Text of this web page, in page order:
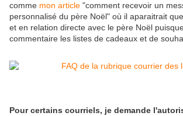
comme mon article "comment recevoir un
personnalisé du père Noël" où il aparaitrait
et en relation directe avec le père Noël
commentaire les listes de cadeaux et de
Pour certains courriels, je demande